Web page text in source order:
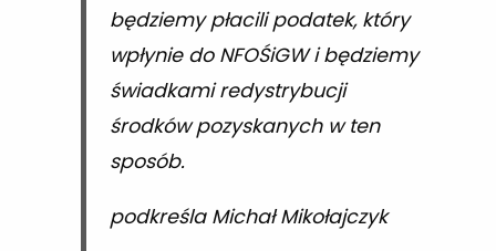
będziemy płacili podatek, który
wpłynie do NFOŚiGW i będziemy
świadkami redystrybucji
środków pozyskanych w ten
sposób.
podkreśla Michał Mikołajczyk